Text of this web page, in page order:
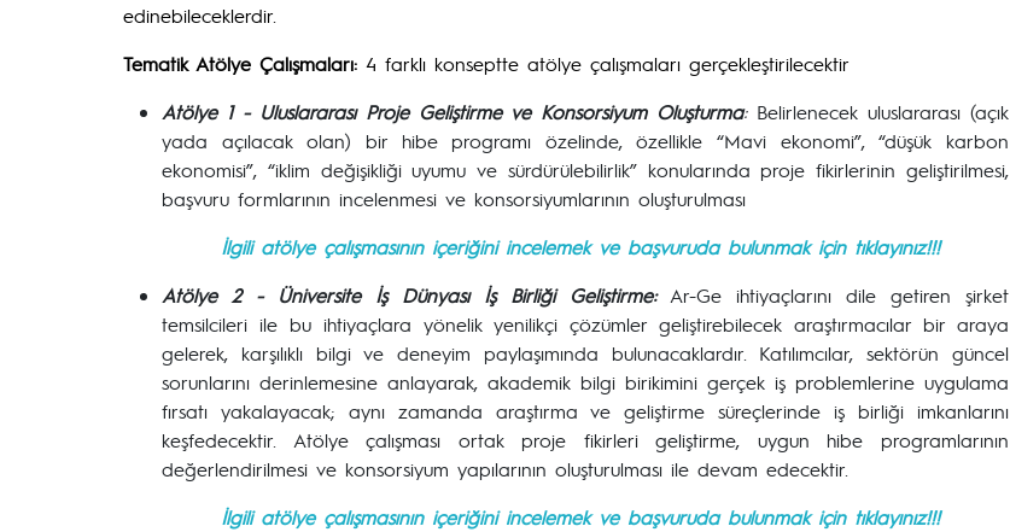
edinebileceklerdir.
Tematik Atölye Çalışmaları: 4 farklı konseptte atölye çalışmaları gerçekleştirilecektir
Atölye 1 - Uluslararası Proje Geliştirme ve Konsorsiyum Oluşturma:Belirlenecek uluslararası (açık
yada açılacak olan) bir hibe programı özelinde, özellikle “Mavi ekonomi”, “düşük karbon
ekonomisi”, “iklim değişikliği uyumu ve sürdürülebilirlik” konularında proje fikirlerinin geliştirilmesi,
başvuru formlarının incelenmesi ve konsorsiyumlarının oluşturulması
İlgili atölye çalışmasının içeriğini incelemek ve başvuruda bulunmak için tıklayınız!!!
Atölye 2 - Üniversite İş Dünyası İş Birliği Geliştirme:Ar-Ge ihtiyaçlarını dile getiren şirket
temsilcileri ile bu ihtiyaçlara yönelik yenilikçi çözümler geliştirebilecek araştırmacılar bir araya
gelerek, karşılıklı bilgi ve deneyim paylaşımında bulunacaklardır. Katılımcılar, sektörün güncel
sorunlarını derinlemesine anlayarak, akademik bilgi birikimini gerçek iş problemlerine uygulama
fırsatı yakalayacak; aynı zamanda araştırma ve geliştirme süreçlerinde iş birliği imkanlarını
keşfedecektir. Atölye çalışması ortak proje fikirleri geliştirme, uygun hibe programlarının
değerlendirilmesi ve konsorsiyum yapılarının oluşturulması ile devam edecektir.
İlgili atölye çalışmasının içeriğini incelemek ve başvuruda bulunmak için tıklayınız!!!